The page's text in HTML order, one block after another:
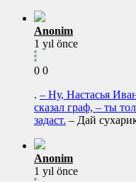
Anonim
1 yıl önce
0 0
. – Ну, Настасья
сказал граф, – ты
задаст. – Дай
Anonim
1 yıl önce